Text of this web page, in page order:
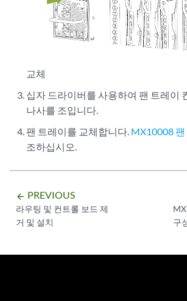
교체
십자 드라이버를 사용하여 팬 트레이
나사를 조입니다.
팬 트레이를 교체합니다. MX10008
조하십시오.
arrow_backward PREVIOUS
라우팅 및 컨트롤 보드 제
거 및 설치
구